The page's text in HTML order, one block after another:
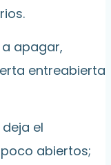
a apagar,
entreabierta
deja el
abiertos;